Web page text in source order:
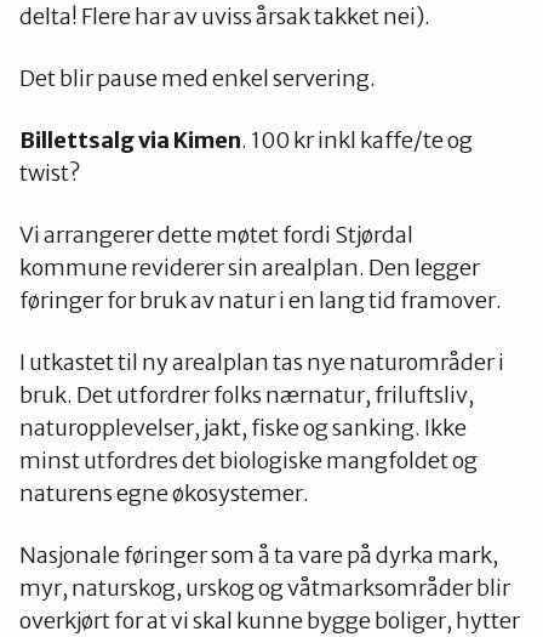
delta! Flere har av uviss årsak takket nei).
Det blir pause med enkel servering.
Billettsalg via Kimen. 100 kr inkl kaffe/te og
twist?
Vi arrangerer dette møtet fordi Stjørdal
kommune reviderer sin arealplan. Den legger
føringer for bruk av natur i en lang tid framover.
I utkastet til ny arealplan tas nye naturområder i
bruk. Det utfordrer folks nærnatur, friluftsliv,
naturopplevelser, jakt, fiske og sanking. Ikke
minst utfordres det biologiske mangfoldet og
naturens egne økosystemer.
Nasjonale føringer som å ta vare på dyrka mark,
myr, naturskog, urskog og våtmarksområder blir
overkjørt for at vi skal kunne bygge boliger, hytter